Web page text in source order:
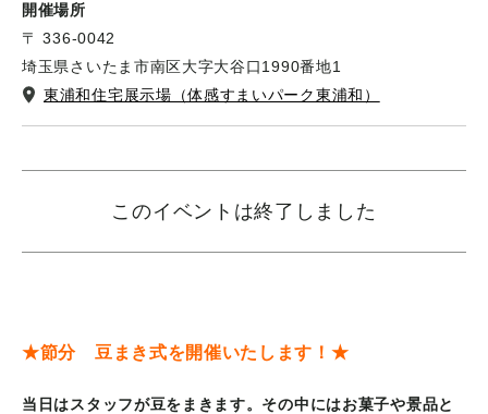
開催場所
〒 336-0042
埼玉県さいたま市南区大字大谷口1990番地1
東浦和住宅展示場（体感すまいパーク東浦和）
このイベントは終了しました
★節分 豆まき式を開催いたします！★
当日はスタッフが豆をまきます。その中にはお菓子や景品と